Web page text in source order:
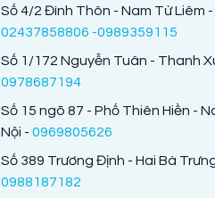
Số 4/2 Đình Thôn - Nam Từ Liêm -
02437858806 -0989359115
Số 1/172 Nguyễn Tuân - Thanh
0978687194
Số 15 ngõ 87 - Phố Thiên Hiền -
Nội - 0969805626
Số 389 Trương Định - Hai Bà
0988187182